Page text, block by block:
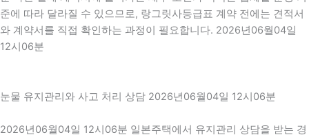
준에 따라 달라질 수 있으므로, 랑그릿사등급표 계약 전에는 견적서
와 계약서를 직접 확인하는 과정이 필요합니다. 2026년06월04일
12시06분
눈물 유지관리와 사고 처리 상담 2026년06월04일 12시06분
2026년06월04일 12시06분 일본주택에서 유지관리 상담을 받는 경